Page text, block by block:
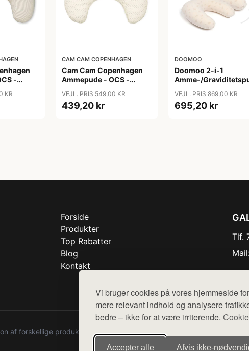
Vi bruger cookies på vores hjemmeside
mere relevant indhold og analysere
bedre – ikke for at være irriterende.
Accepter alle Afvis
-
KR
CAM CAM COPENHAGEN
Cam Cam Copenhagen
Ammepude - OCS -
VEJL. PRIS 549,00 KR
439,20 kr
DOOMOO
Doomoo 2-i-1
Amme-/
VEJL. PRIS 869,00 KR
695,20 kr
Forside
Produkter
Top Rabatter
Blog
Kontakt
Tlf.
forskellige produkter fra diverse webshops. Der sælges ikke varer